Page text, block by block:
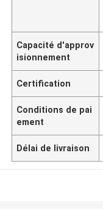
Capacité d'approv
isionnement
Certification
Conditions de pai
ement
Délai de livraison